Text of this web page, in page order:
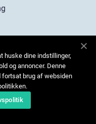
huske dine indstillinger,
og annoncer. Denne
fortsat brug af websiden